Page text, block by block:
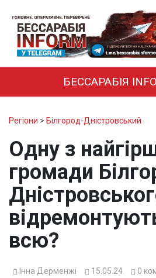
БЕССАРАБІЯ
Регіони > Білгород-Дністровський
Одну з
громади
всю?
Інна Дерменжі 15.05.24 0